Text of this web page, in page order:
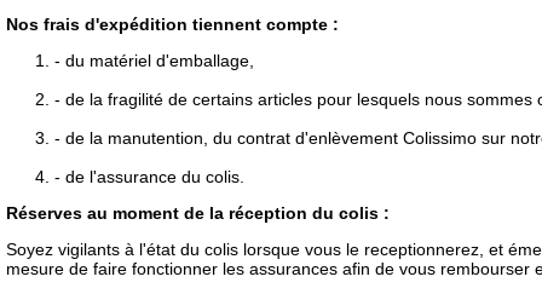
Nos frais d'expédition tiennent compte :
- du matériel d'emballage,
- de la fragilité de certains articles pour lesquels nous
- de la manutention, du contrat d'enlèvement Colissimo sur
- de l'assurance du colis.
Réserves au moment de la réception du colis :
Soyez vigilants à l'état du colis lorsque vous le receptionnerez, et
mesure de faire fonctionner les assurances afin de vous rembourser